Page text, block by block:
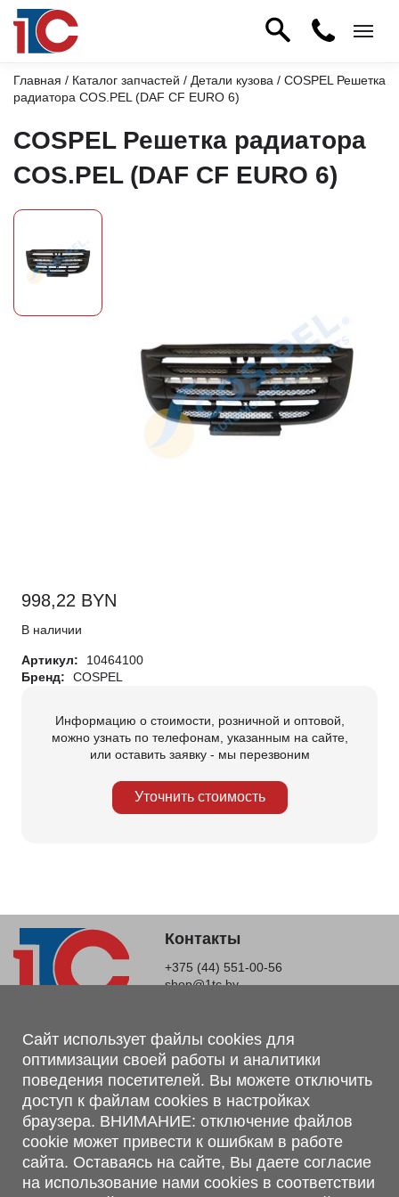
Главная / Каталог запчастей / Детали кузова / COSPEL Решетка
радиатора COS.PEL (DAF CF EURO 6)
COSPEL Решетка радиатора
COS.PEL (DAF CF EURO 6)
998,22 BYN
В наличии
Артикул:
10464100
Бренд:
COSPEL
Информацию о стоимости, розничной и оптовой,
можно узнать по телефонам, указанным на сайте,
или оставить заявку - мы перезвоним
Уточнить стоимость
Контакты
+375 (44) 551-00-56
shop@1tc.by
Магазин, склад
г. Минск, Минский р-н, п. Привольный, ул. Мира, 20А,
223062
г. Брест, ул. Лейтенанта Рябцева, 108 В, 224701
Обращаем Ваше внимание, что вся предоставленная на сайте
информация, касающаяся комплектаций, технических
характеристик, цветовых сочетаний, а также стоимости и
сервисного обслуживания носит информационный характер и
Сайт использует файлы cookies для
оптимизации своей работы и аналитики
поведения посетителей. Вы можете отключить
доступ к файлам cookies в настройках
браузера. ВНИМАНИЕ: отключение файлов
cookie может привести к ошибкам в работе
сайта. Оставаясь на сайте, Вы даете согласие
на использование нами cookies в соответствии